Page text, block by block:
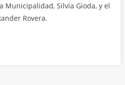
Municipalidad, Silvia Gioda, y el
Rovera.